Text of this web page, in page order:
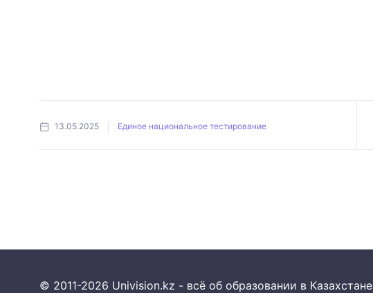
13.05.2025 Единое национальное тестирование
© 2011-2026 Univision.kz - всё об образовании в